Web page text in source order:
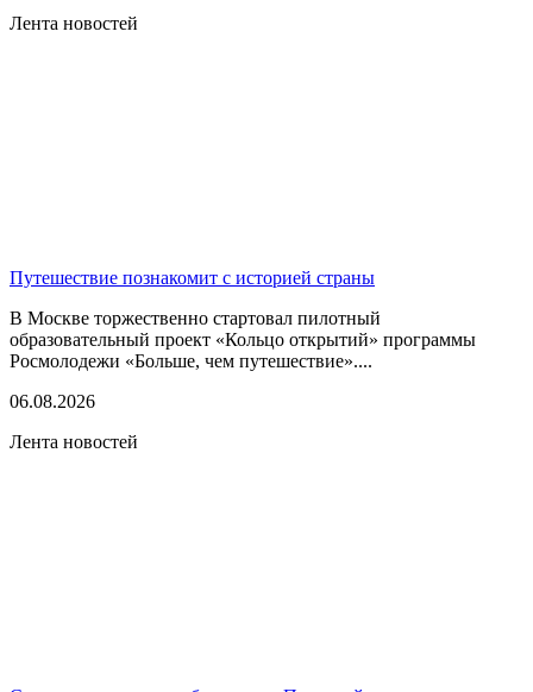
Лента новостей
Путешествие познакомит с историей страны
В Москве торжественно стартовал пилотный
образовательный проект «Кольцо открытий» программы
Росмолодежи «Больше, чем путешествие»....
06.08.2026
Лента новостей